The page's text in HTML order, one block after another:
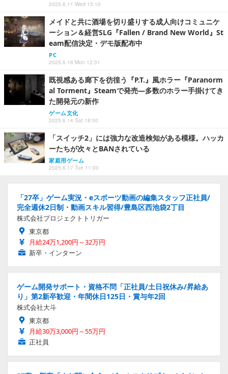
2025.6.11 Wed 15:10
メイドと共に酒場を切り盛りする成人向けコミュニケ
ーション＆経営SLG『Fallen / Brand New World』St
eam配信決定・デモ版配布中
PC
2025.6.16 Mon 12:31
既視感ある廊下を彷徨う『P.T.』風ホラー『Paranorm
al Torment』Steamで発売―多数のホラー手掛けてき
た開発元の新作
ゲーム文化
2025.6.14 Sat 18:00
「スイッチ2」には強力な改造検知がある模様。ハッカ
ーたちが次々とBANされている
家庭用ゲーム
2025.6.17 Tue 11:00
「27卒」ゲーム実況・eスポーツ動画の編集スタッフ正社員/
完全週休2日制・動画スキル習得/豊島区西池袋2丁目
株式会社プロジェクトトリガー
東京都
月給24万1,200円～32万円
新卒・インターン
ゲーム開発サポート・資格不問「正社員/土日祝休み/昇給あ
り」第2新卒歓迎・年間休日125日・賞与年2回
株式会社大斗
東京都
月給30万3,000円～55万円
正社員